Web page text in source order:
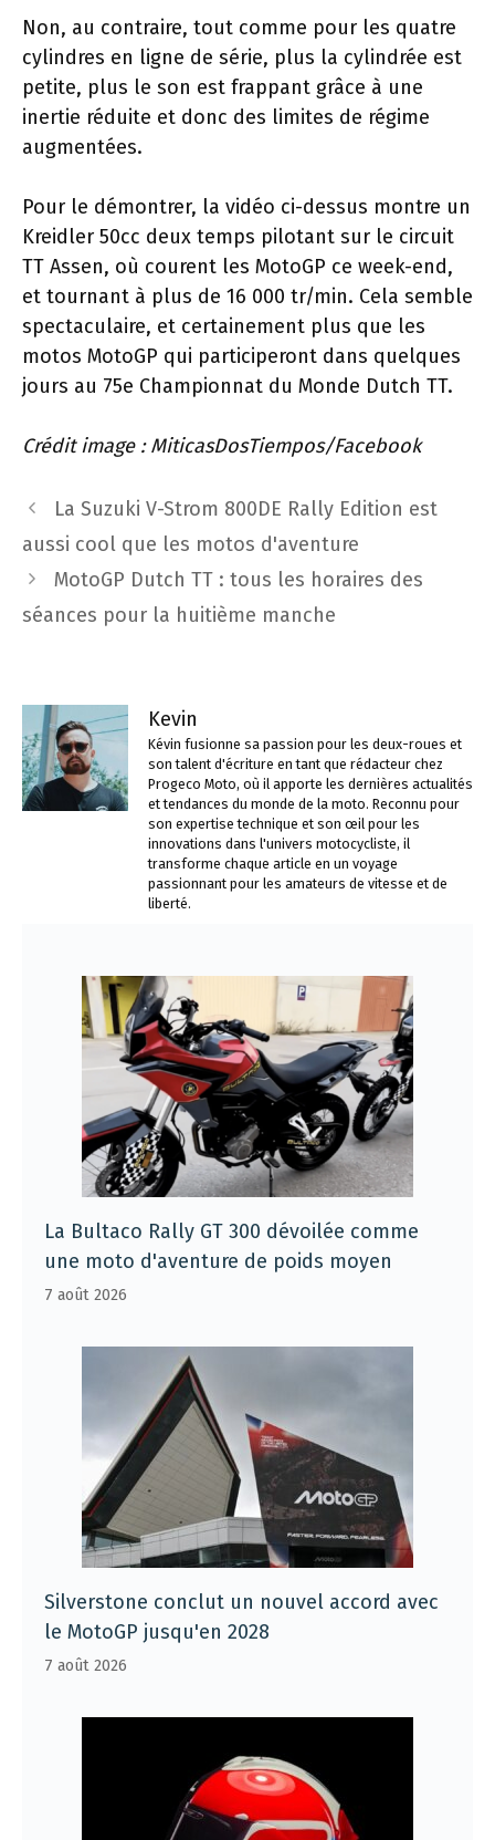
Non, au contraire, tout comme pour les quatre
cylindres en ligne de série, plus la cylindrée est
petite, plus le son est frappant grâce à une
inertie réduite et donc des limites de régime
augmentées.
Pour le démontrer, la vidéo ci-dessus montre un
Kreidler 50cc deux temps pilotant sur le circuit
TT Assen, où courent les MotoGP ce week-end,
et tournant à plus de 16 000 tr/min. Cela semble
spectaculaire, et certainement plus que les
motos MotoGP qui participeront dans quelques
jours au 75e Championnat du Monde Dutch TT.
Crédit image : MiticasDosTiempos/Facebook
Navigation
des
La Suzuki V-Strom 800DE Rally Edition est
aussi cool que les motos d'aventure
MotoGP Dutch TT : tous les horaires des
séances pour la huitième manche
Kevin
Kévin fusionne sa passion pour les deux-roues et
son talent d'écriture en tant que rédacteur chez
Progeco Moto, où il apporte les dernières actualités
et tendances du monde de la moto. Reconnu pour
son expertise technique et son œil pour les
innovations dans l'univers motocycliste, il
transforme chaque article en un voyage
passionnant pour les amateurs de vitesse et de
liberté.
La Bultaco Rally GT 300 dévoilée comme
une moto d'aventure de poids moyen
7 août 2026
Silverstone conclut un nouvel accord avec
le MotoGP jusqu'en 2028
7 août 2026